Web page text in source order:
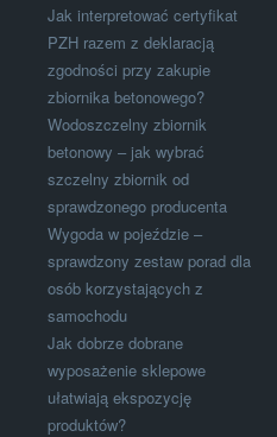
Jak interpretować certyfikat
PZH razem z deklaracją
zgodności przy zakupie
zbiornika betonowego?
Wodoszczelny zbiornik
betonowy – jak wybrać
szczelny zbiornik od
sprawdzonego producenta
Wygoda w pojeździe –
sprawdzony zestaw porad dla
osób korzystających z
samochodu
Jak dobrze dobrane
wyposażenie sklepowe
ułatwiają ekspozycję
produktów?